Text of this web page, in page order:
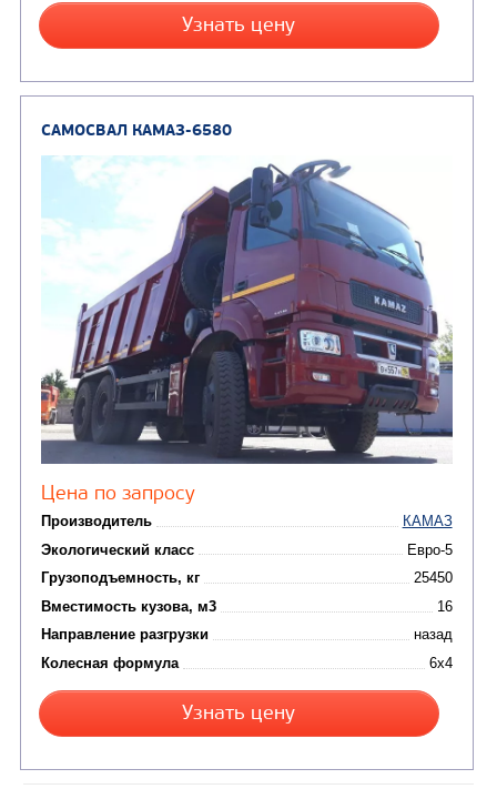
Экологический класс
Грузоподъемность, кг
Вместимость кузова, м3
Колесная формула
Узнать цену
САМОСВАЛ КАМАЗ-65222